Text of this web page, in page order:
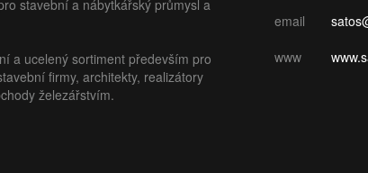
stavební a nábytkářský průmysl a
a ucelený sortiment především pro
firmy, architekty, realizátory
železářstvím.
email
www